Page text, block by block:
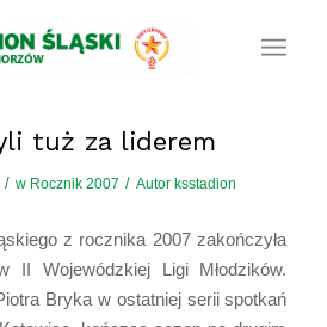
tuż za liderem
/ w Rocznik 2007 / Autor ksstadion
z rocznika 2007 zakończyła
II Wojewódzkiej Ligi Młodzików.
Bryka w ostatniej serii spotkań